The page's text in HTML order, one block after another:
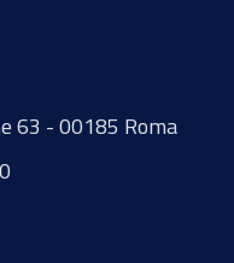
63 - 00185 Roma